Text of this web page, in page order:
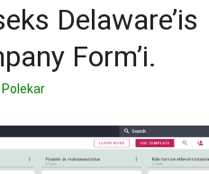
Delaware’is
Form’i.